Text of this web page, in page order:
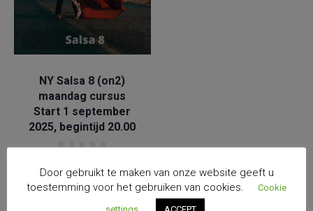
NY Salsa 8 (on2)
maandag cursus
Start 1 september
2025, begintijd 20.00
ADD TO CART
Door gebruikt te maken van onze website geeft u
toestemming voor het gebruiken van cookies.
Cookie